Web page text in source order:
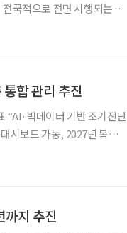
국적으로 전면 시행되는 시
합 관리 추진
“AI·빅데이터 기반 조기진단
시보드 가동, 2027년 복지
지 추진